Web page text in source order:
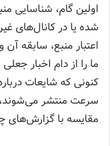
اولین گام، شناسایی
شده یا در
اعتبار منبع، سابقه
ما را از دام اخبار
کنونی که شایعات
سرعت منتشر
مقایسه با گزارش‌های